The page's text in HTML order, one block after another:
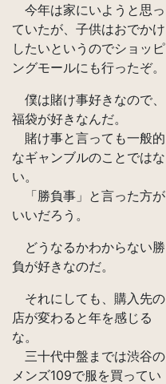
今年は家にいようと思っ
ていたが、子供はおでかけ
したいというのでショッピ
ングモールにも行ったぞ。
僕は賭け事好きなので、
福袋が好きなんだ。
賭け事と言っても一般的
なギャンブルのことではな
い。
「勝負事」と言った方が
いいだろう。
どうなるかわからない勝
負が好きなのだ。
それにしても、購入先の
店が変わると年を感じる
な。
三十代中盤までは渋谷の
メンズ109で服を買ってい